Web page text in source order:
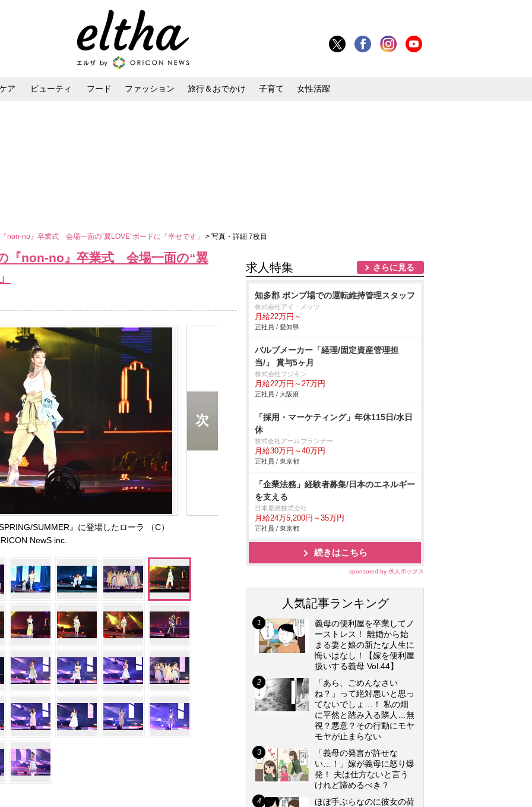
ア ビューティ フード ファッション 旅行＆おでかけ 子育て 女性活躍
non-no』卒業式 会場一面の“翼LOVE”ボードに「幸せです」 > 写真・詳細 7枚目
『non-no』卒業式 会場一面の“翼
SUMMER』に登場したローラ （C）
NewS inc.
求人特集 さらに見る
知多郡 ポンプ場での運転維持管理スタッフ
株式会社アイ・メッツ
月給22万円～
正社員 / 愛知県
バルブメーカー「経理/固定資産管理担
当/」 賞与5ヶ月
株式会社フジキン
月給22万円～27万円
正社員 / 大阪府
「採用・マーケティング」年休115日/水日
休
株式会社アールプランナー
月給30万円～40万円
正社員 / 東京都
「企業法務」経験者募集/日本のエネルギー
を支える
日本原燃株式会社
月給24万5,200円～35万円
正社員 / 東京都
続きはこちら
sponsored by 求人ボックス
人気記事ランキング
義母の便利屋を卒業してノ
ーストレス！ 離婚から始
まる妻と娘の新たな人生に
悔いはなし！【嫁を便利屋
扱いする義母 Vol.44】
「あら、ごめんなさい
ね？」って絶対悪いと思っ
てないでしょ…！ 私の畑
に平然と踏み入る隣人…無
視？悪意？その行動にモヤ
モヤが止まらない
「義母の発言が許せな
い…！」嫁が義母に怒り爆
発！ 夫は仕方ないと言う
けれど諦めるべき？
ほぼ手ぶらなのに彼女の荷